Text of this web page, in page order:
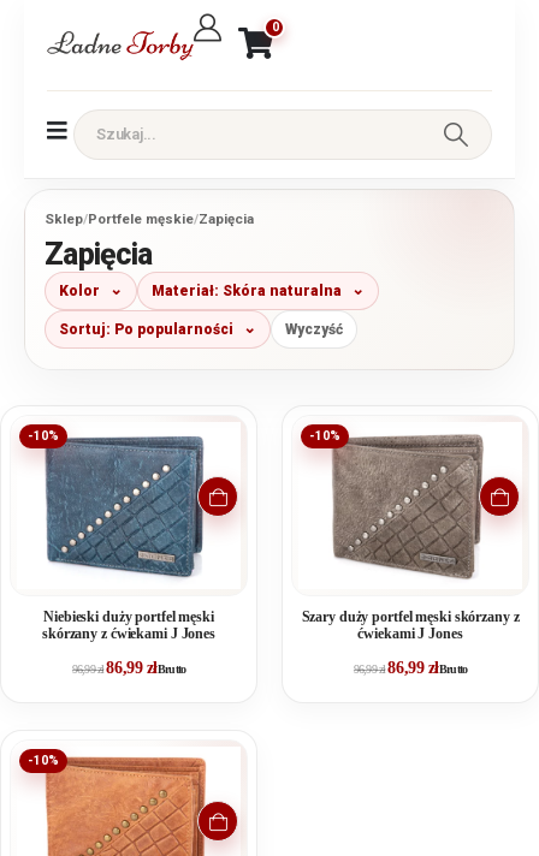
0
Sklep/Portfele męskie/Zapięcia
Zapięcia
Kolor Materiał: Skóra naturalna
Sortuj: Po popularności Wyczyść
-10%
Niebieski duży portfel męski
skórzany z ćwiekami J Jones
96,99zł86,99 złBrutto
-10%
Szary duży portfel męski skórzany z
ćwiekami J Jones
96,99zł86,99 złBrutto
-10%